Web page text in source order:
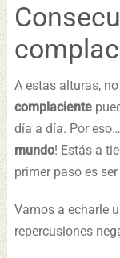
A estas alturas,
complaciente
día a día. Por eso…
mundo! Estás a
primer paso es
Vamos a echarle
repercusiones